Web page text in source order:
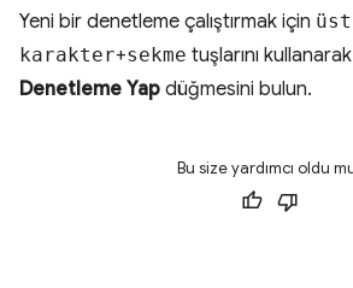
Yeni bir denetleme çalıştırmak için üst
karakter+sekme tuşlarını
Denetleme Yap düğmesini bulun.
Bu size yardımcı oldu